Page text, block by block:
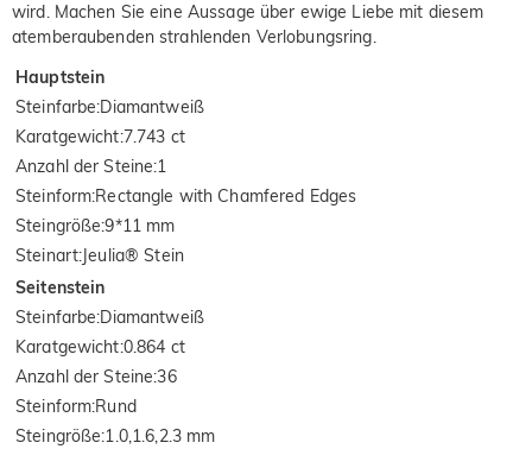
wird. Machen Sie eine Aussage über ewige Liebe mit diesem
atemberaubenden strahlenden Verlobungsring.
Hauptstein
Steinfarbe:Diamantweiß
Karatgewicht:7.743 ct
Anzahl der Steine:1
Steinform:Rectangle with Chamfered Edges
Steingröße:9*11 mm
Steinart:Jeulia® Stein
Seitenstein
Steinfarbe:Diamantweiß
Karatgewicht:0.864 ct
Anzahl der Steine:36
Steinform:Rund
Steingröße:1.0,1.6,2.3 mm